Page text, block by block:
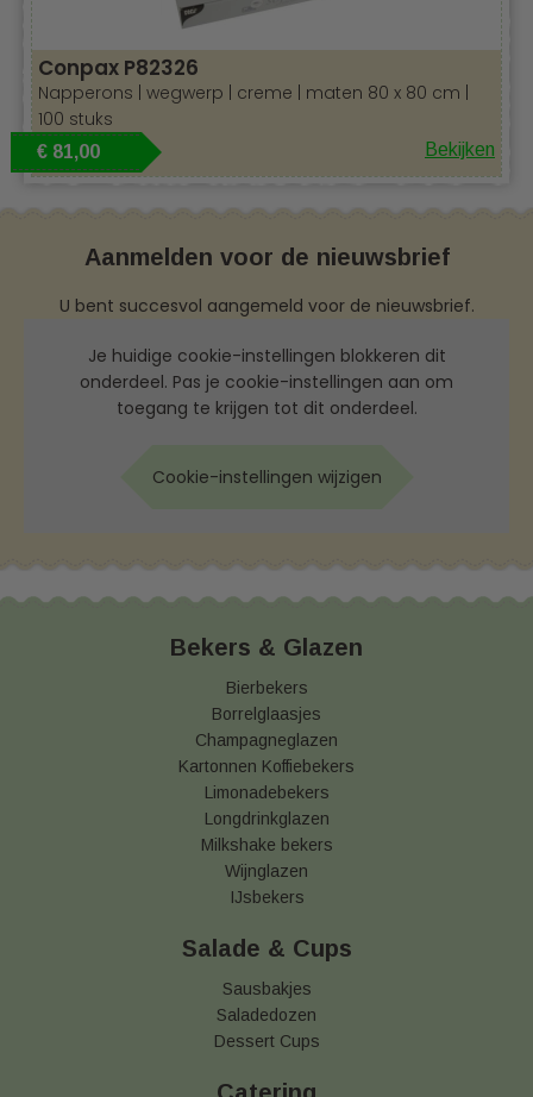
Conpax P82326
Napperons | wegwerp | creme | maten 80 x 80 cm |
100 stuks
€ 81,00 Bekijken
Aanmelden voor de nieuwsbrief
U bent succesvol aangemeld voor de nieuwsbrief.
Je huidige cookie-instellingen blokkeren dit
onderdeel. Pas je cookie-instellingen aan om
toegang te krijgen tot dit onderdeel.
Cookie-instellingen wijzigen
Bekers & Glazen
Bierbekers
Borrelglaasjes
Champagneglazen
Kartonnen Koffiebekers
Limonadebekers
Longdrinkglazen
Milkshake bekers
Wijnglazen
IJsbekers
Salade & Cups
Sausbakjes
Saladedozen
Dessert Cups